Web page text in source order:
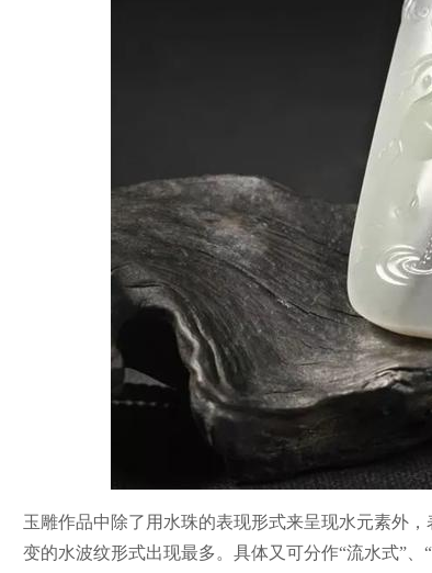
玉雕作品中除了用水珠的表现形式来呈现水元素外
变的水波纹形式出现最多。具体又可分作“流水式”